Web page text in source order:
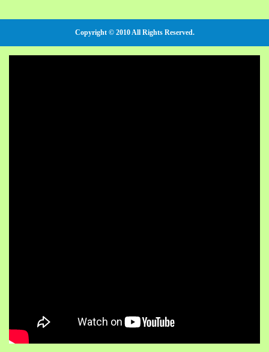
Copyright © 2010 All Rights Reserved.